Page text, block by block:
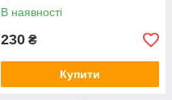
В наявності
230 ₴
Купити